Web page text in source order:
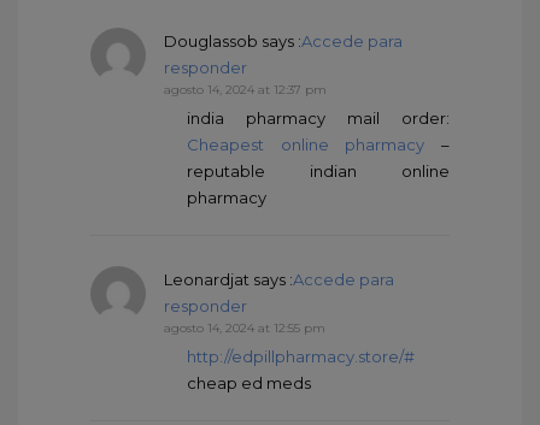
Douglassob says :Accede para
responder
agosto 14, 2024 at 12:37 pm
india pharmacy mail order:
Cheapest online pharmacy –
reputable indian online
pharmacy
Leonardjat says :Accede para
responder
agosto 14, 2024 at 12:55 pm
http://edpillpharmacy.store/#
cheap ed meds